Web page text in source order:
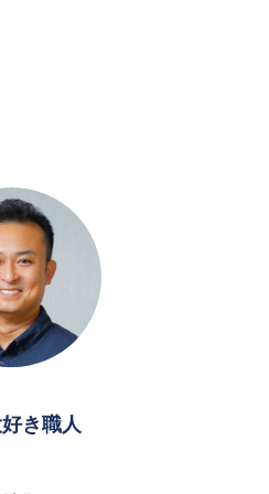
き職人